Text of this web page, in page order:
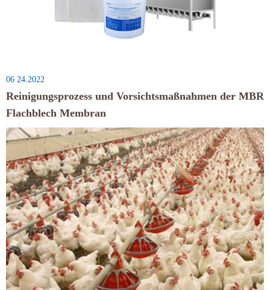
06 24.2022
Reinigungsprozess und Vorsichtsmaßnahmen der MBR
Flachblech Membran